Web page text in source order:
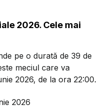
2026. Cele mai
pe o durată de 39 de
meciul care va
2026, de la ora 22:00.
2026